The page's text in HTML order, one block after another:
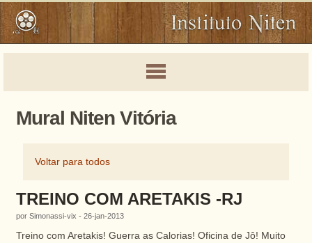
Mural Niten Vitória
Voltar para todos
TREINO COM ARETAKIS -RJ
por Simonassi-vix - 26-jan-2013
Treino com Aretakis! Guerra as Calorias! Oficina de Jô! Muito